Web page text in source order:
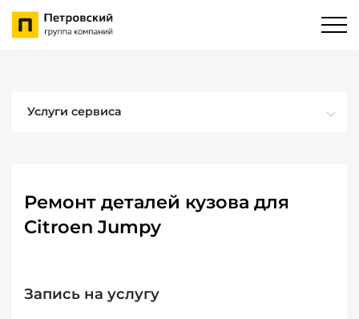
Услуги сервиса
Ремонт деталей кузова для
Citroen Jumpy
Запись на услугу